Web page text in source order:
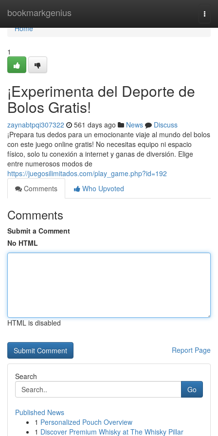
bookmarkgenius
Home
Home
1
¡Experimenta del Deporte de
Bolos Gratis!
zaynabtpqi307322 561 days ago News
Discuss
¡Prepara tus dedos para un emocionante viaje al mundo del bolos
con este juego online gratis! No necesitas equipo ni espacio
físico, solo tu conexión a internet y ganas de diversión. Elige
entre numerosos modos de
https://juegosilimitados.com/play_game.php?id=192
Comments
Who Upvoted
Comments
Submit a Comment
No HTML
HTML is disabled
Report Page
Search
Go
Published News
1 Personalized Pouch Overview
1 Discover Premium Whisky at The Whisky Pillar